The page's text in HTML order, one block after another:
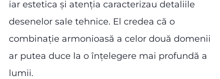
iar estetica și atenția caracterizau detaliile
desenelor sale tehnice. El credea că o
combinație armonioasă a celor două domenii
ar putea duce la o înțelegere mai profundă a
lumii.